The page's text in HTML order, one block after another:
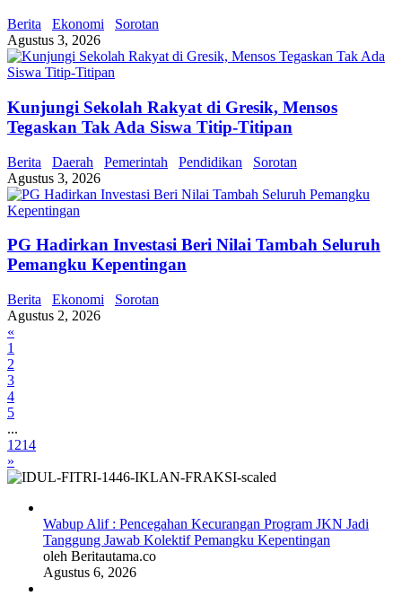
Berita Ekonomi
Sorotan
Agustus 3, 2026
Kunjungi Sekolah Rakyat di Gresik, Mensos
Tegaskan Tak Ada Siswa Titip-Titipan
Berita Daerah Pemerintah Pendidikan
Sorotan
Agustus 3, 2026
PG Hadirkan Investasi Beri Nilai Tambah Seluruh
Pemangku Kepentingan
Berita Ekonomi
Sorotan
Agustus 2, 2026
«
1
2
3
4
5
...
1214
»
Wabup Alif : Pencegahan Kecurangan Program JKN Jadi
Tanggung Jawab Kolektif Pemangku Kepentingan
oleh Beritautama.co
Agustus 6, 2026